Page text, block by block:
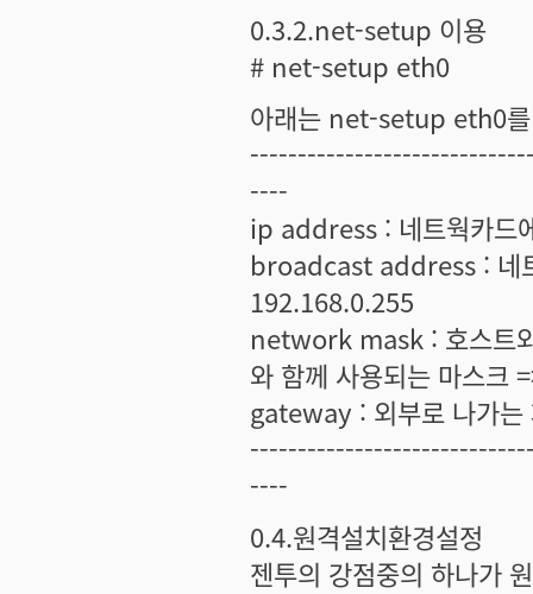
0.3.2.net-setup 이용
# net-setup eth0
아래는 net-setup eth0를
----
ip address : 네트웍카드
broadcast address : 네
192.168.0.255
network mask : 호스트
와 함께 사용되는 마스크
gateway : 외부로 나가
----
0.4.원격설치환경설정
젠투의 강점중의 하나가